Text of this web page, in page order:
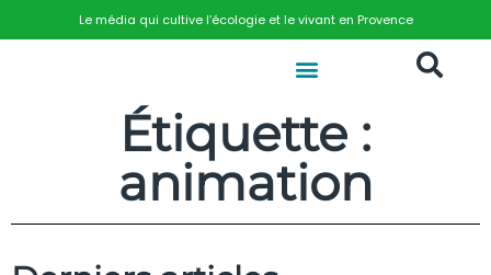
Le média qui cultive l’écologie et le vivant en Provence
Étiquette :
animation